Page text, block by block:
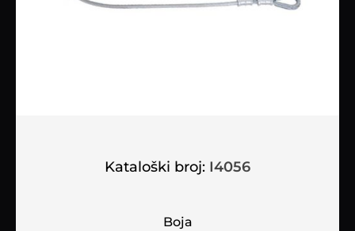
Kataloški broj: I4056
Boja